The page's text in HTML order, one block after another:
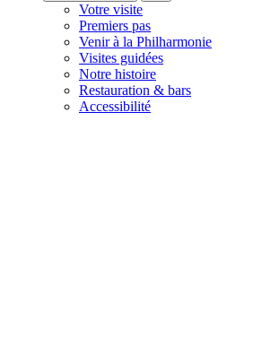
Votre visite
Premiers pas
Venir à la Philharmonie
Visites guidées
Notre histoire
Restauration & bars
Accessibilité